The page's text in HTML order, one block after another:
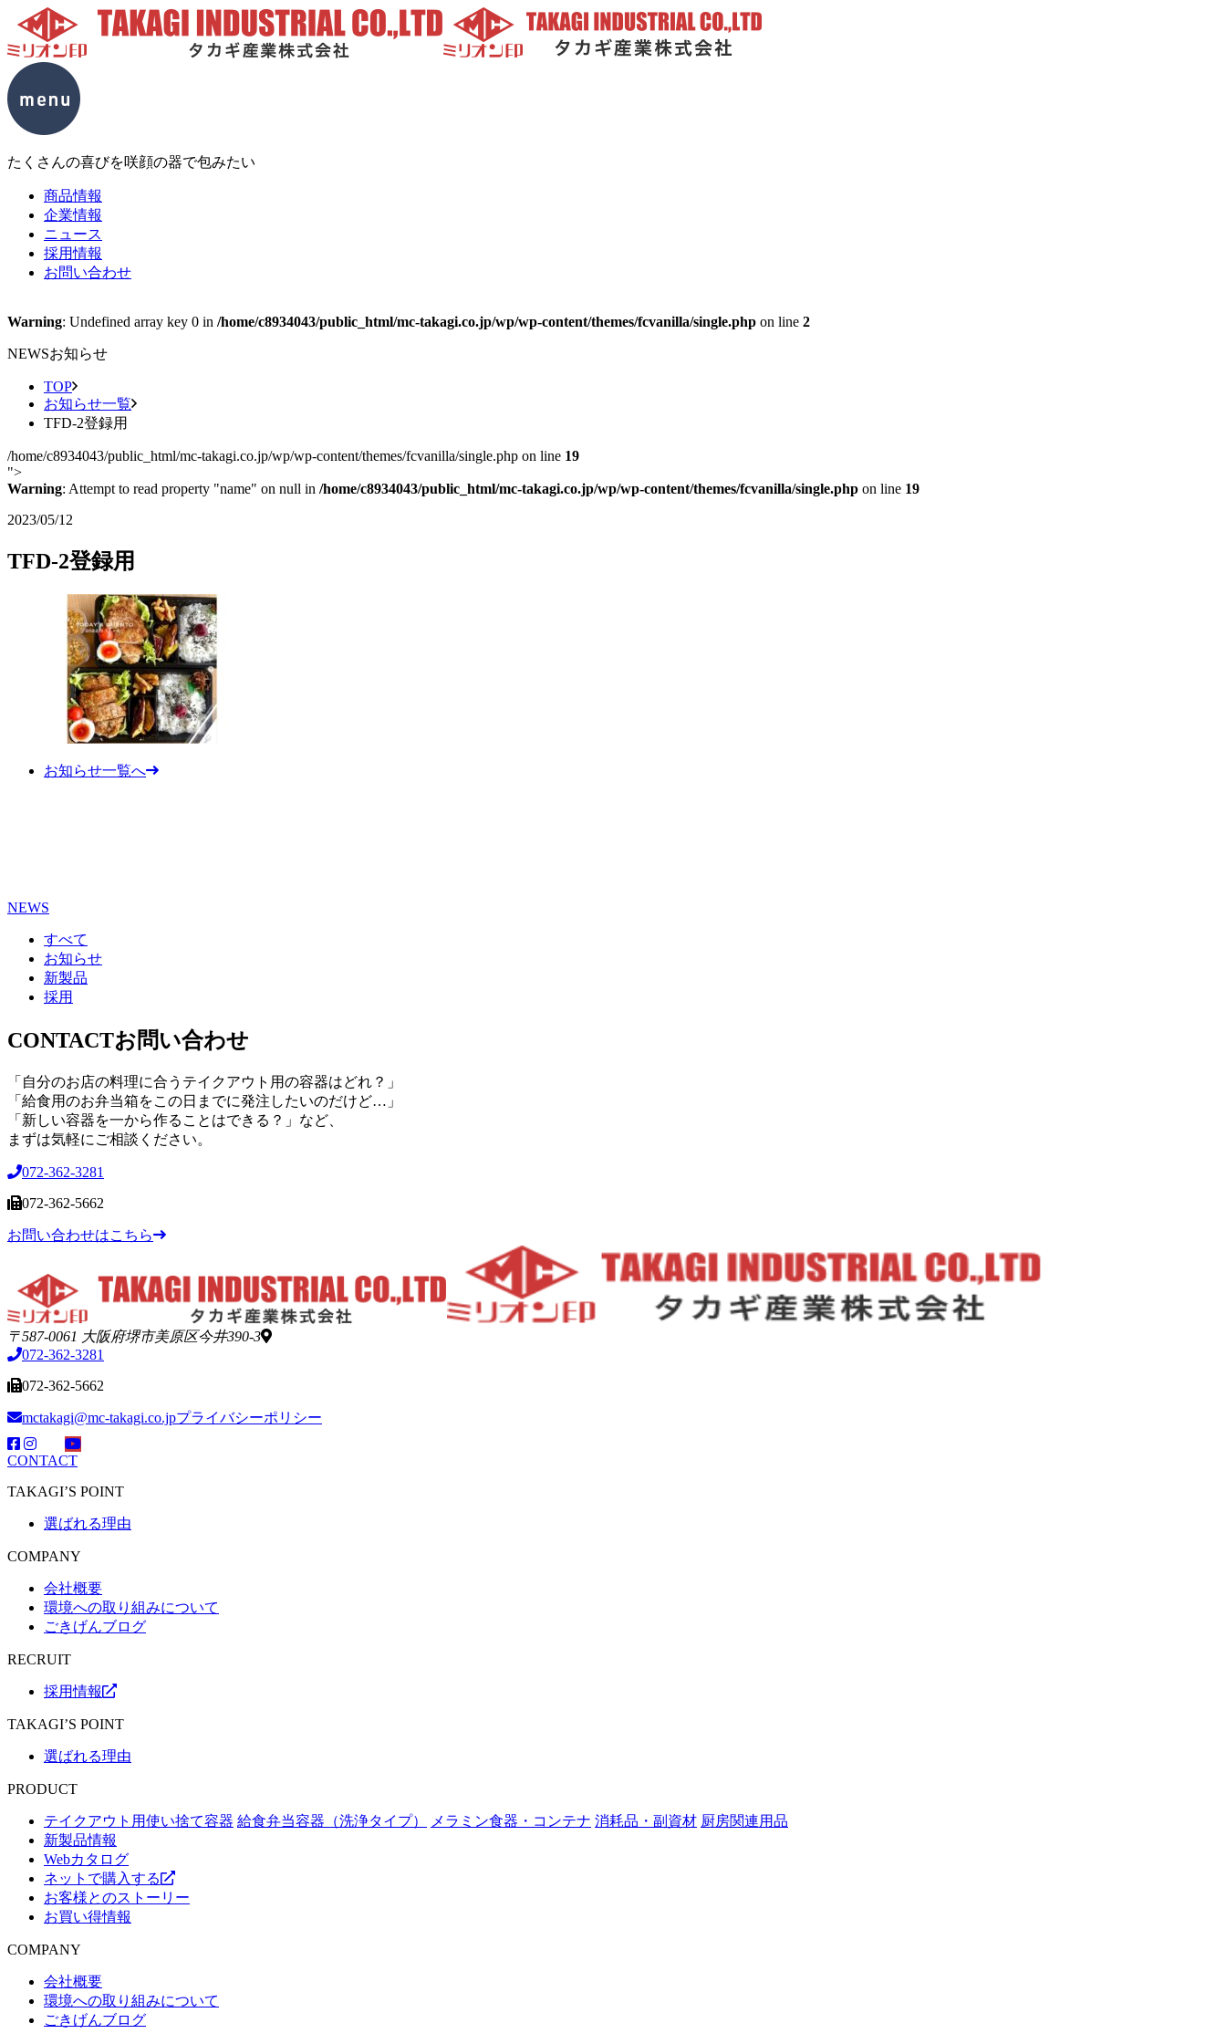
たくさんの喜びを咲顔の器で包みたい
商品情報
企業情報
ニュース
採用情報
お問い合わせ
Warning: Undefined array key 0 in /home/c8934043/public_html/mc-takagi.co.jp/wp/wp-content/themes/fcvanilla/single.php on line 2
NEWSお知らせ
TOP
お知らせ一覧
TFD-2登録用
/home/c8934043/public_html/mc-takagi.co.jp/wp/wp-content/themes/fcvanilla/single.php on line 19
">
Warning: Attempt to read property "name" on null in /home/c8934043/public_html/mc-takagi.co.jp/wp/wp-content/themes/fcvanilla/single.php on line 19
2023/05/12
TFD-2登録用
お知らせ一覧へ
NEWS
すべて
お知らせ
新製品
採用
CONTACTお問い合わせ
「自分のお店の料理に合うテイクアウト用の容器はどれ？」
「給食用のお弁当箱をこの日までに発注したいのだけど…」
「新しい容器を一から作ることはできる？」など、
まずは気軽にご相談ください。
072-362-3281
072-362-5662
お問い合わせはこちら
〒587-0061 大阪府堺市美原区今井390-3
072-362-3281
072-362-5662
mctakagi@mc-takagi.co.jpプライバシーポリシー
CONTACT
TAKAGI’S POINT
選ばれる理由
COMPANY
会社概要
環境への取り組みについて
ごきげんブログ
RECRUIT
採用情報
TAKAGI’S POINT
選ばれる理由
PRODUCT
テイクアウト用使い捨て容器 給食弁当容器（洗浄タイプ） メラミン食器・コンテナ 消耗品・副資材 厨房関連用品
新製品情報
Webカタログ
ネットで購入する
お客様とのストーリー
お買い得情報
COMPANY
会社概要
環境への取り組みについて
ごきげんブログ